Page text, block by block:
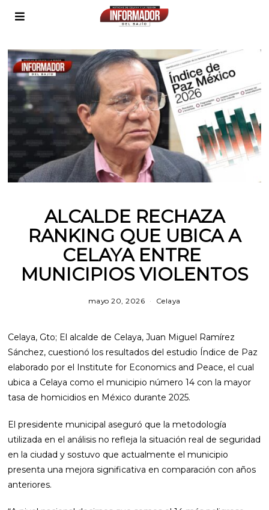
ALCALDE RECHAZA
RANKING QUE UBICA A
CELAYA ENTRE
MUNICIPIOS VIOLENTOS
mayo 20, 2026
o
4
2
2
6
Celaya
Celaya, Gto; El alcalde de Celaya, Juan Miguel Ramírez
Sánchez, cuestionó los resultados del estudio Índice de Paz
elaborado por el Institute for Economics and Peace, el cual
ubica a Celaya como el municipio número 14 con la mayor
tasa de homicidios en México durante 2025.
El presidente municipal aseguró que la metodología
utilizada en el análisis no refleja la situación real de seguridad
en la ciudad y sostuvo que actualmente el municipio
presenta una mejora significativa en comparación con años
anteriores.